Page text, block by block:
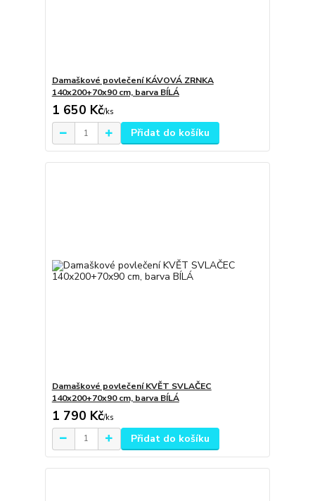
Damaškové povlečení KÁVOVÁ ZRNKA
140x200+70x90 cm, barva BÍLÁ
1 650 Kč/ks
Přidat do košíku
Damaškové povlečení KVĚT SVLAČEC
140x200+70x90 cm, barva BÍLÁ
1 790 Kč/ks
Přidat do košíku